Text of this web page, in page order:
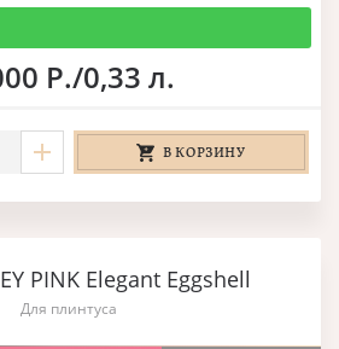
Р./0,33 л.
В КОРЗИНУ
PINK Elegant Eggshell
Для плинтуса